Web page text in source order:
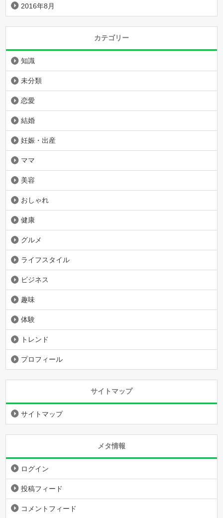
2016年8月
カテゴリー
知識
未分類
恋愛
結婚
妊娠・出産
ママ
美容
おしゃれ
健康
グルメ
ライフスタイル
ビジネス
趣味
体験
トレンド
プロフィール
サイトマップ
サイトマップ
メタ情報
ログイン
投稿フィード
コメントフィード